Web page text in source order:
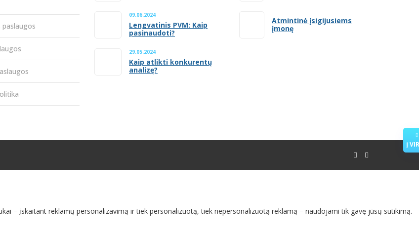
paslaugos
09.06.2024
Lengvatinis PVM: Kaip
pasinaudoti?
29.05.2024
Kaip atlikti konkurentų
analizę?
Atmintinė įsigijusiems
įmonę
Į
– įskaitant reklamų personalizavimą ir tiek personalizuotą, tiek nepersonalizuotą reklamą – naudojami tik gavę jūsų sutikimą.